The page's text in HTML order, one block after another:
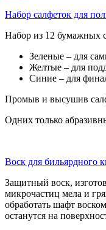
Набор салфеток для
Набор из 12 бумажных
Зеленые – для
Желтые – для
Синие – для
Промыв и высушив
Одних только
Воск для бильярдного
Защитный воск,
микрочастиц мела и
обработать шафт
останутся на